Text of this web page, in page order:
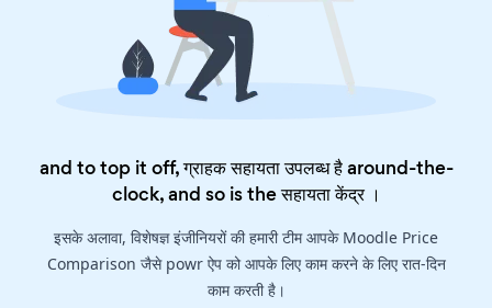
and to top it off, ग्राहक सहायता उपलब्ध है around-the-
clock, and so is theसहायता केंद्र।
इसके अलावा, विशेषज्ञ इंजीनियरों की हमारी टीम आपके Moodle Price
Comparison जैसे powr ऐप को आपके लिए काम करने के लिए रात-दिन
काम करती है।